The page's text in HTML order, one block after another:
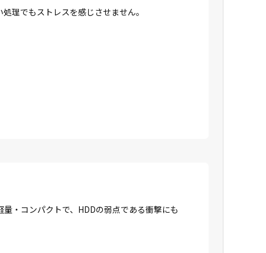
理でもストレスを感じさせません。
・コンパクトで、HDDの弱点である衝撃にも